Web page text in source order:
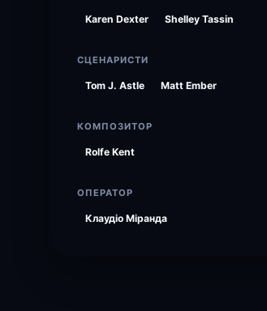
Karen Dexter Shelley Tassin
СЦЕНАРИСТИ
Tom J. Astle Matt Ember
КОМПОЗИТОР
Rolfe Kent
ОПЕРАТОР
Клаудіо Міранда